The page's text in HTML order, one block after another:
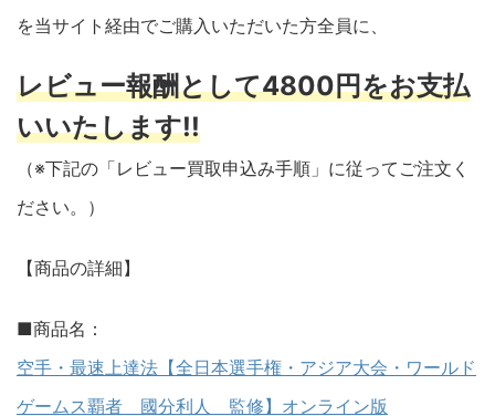
を当サイト経由でご購入いただいた方全員に、
レビュー報酬として4800円をお支払
いいたします!!
（※下記の「レビュー買取申込み手順」に従ってご注文く
ださい。）
【商品の詳細】
■商品名：
空手・最速上達法【全日本選手権・アジア大会・ワールド
ゲームス覇者 國分利人 監修】オンライン版